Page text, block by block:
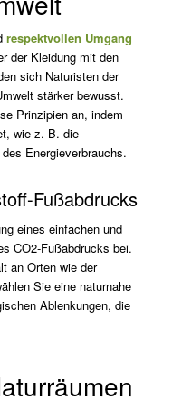
respektvollen Umgang
der Kleidung mit den
sich Naturisten der
stärker bewusst.
Prinzipien an, indem
wie z. B. die
Energieverbrauchs.
Fußabdrucks
eines einfachen und
CO2-Fußabdrucks bei.
an Orten wie der
Sie eine naturnahe
Ablenkungen, die